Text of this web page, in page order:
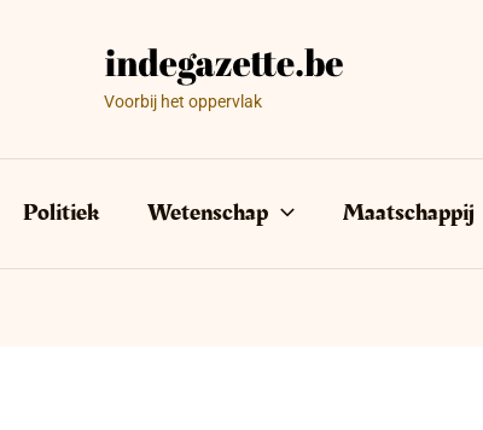
Voorbij het oppervlak
Politiek Wetenschap Maatschappij